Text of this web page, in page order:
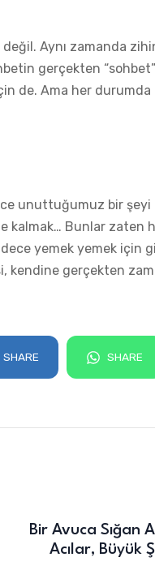
Aynı zamanda
gerçekten
de. Ama her
unuttuğumuz bir şeyi
kalmak… Bunlar zaten
yemek yemek için
kendine gerçekten
SHARE SHARE
Bir Avuca Sığan
Acılar, Büyük